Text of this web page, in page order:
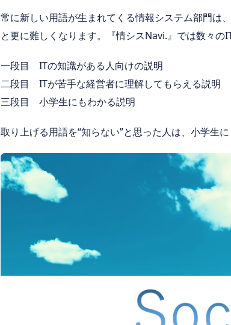
常に新しい用語が生まれてくる情報システム部門は
と更に難しくなります。『情シスNavi.』では数々の
一段目 ITの知識がある人向けの説明
二段目 ITが苦手な経営者に理解してもらえる説明
三段目 小学生にもわかる説明
取り上げる用語を“知らない”と思った人は、小学生